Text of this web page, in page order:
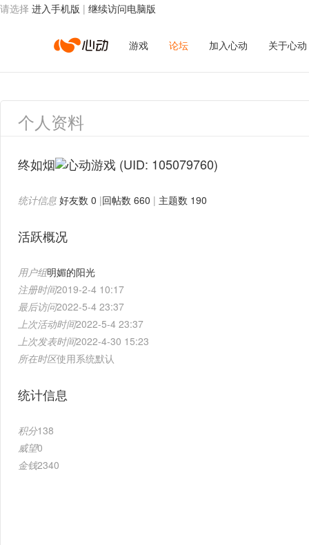
请选择 进入手机版 | 继续访问电脑版
心
动
络
游戏 论坛 加入心动 关于心动
个人资料
终如烟 (UID: 105079760)
统计信息 好友数 0 |回帖数 660 | 主题数 190
活跃概况
用户组明媚的阳光
注册时间2019-2-4 10:17
最后访问2022-5-4 23:37
上次活动时间2022-5-4 23:37
上次发表时间2022-4-30 15:23
所在时区使用系统默认
统计信息
积分138
威望0
金钱2340